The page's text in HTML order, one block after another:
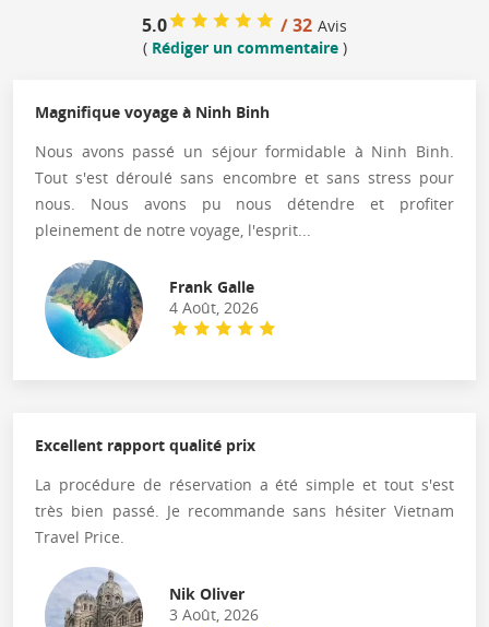
5.0 / 32 Avis
( Rédiger un commentaire)
Magnifique voyage à Ninh Binh
Nous avons passé un séjour formidable à Ninh Binh.
Tout s'est déroulé sans encombre et sans stress pour
nous. Nous avons pu nous détendre et profiter
pleinement de notre voyage, l'esprit...
Frank Galle
4 Août, 2026
Excellent rapport qualité prix
La procédure de réservation a été simple et tout s'est
très bien passé. Je recommande sans hésiter Vietnam
Travel Price.
Nik Oliver
3 Août, 2026